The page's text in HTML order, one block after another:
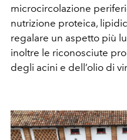
microcircolazione
nutrizione proteica,
regalare un aspetto più
inoltre le riconosciute
degli acini e dell’olio di